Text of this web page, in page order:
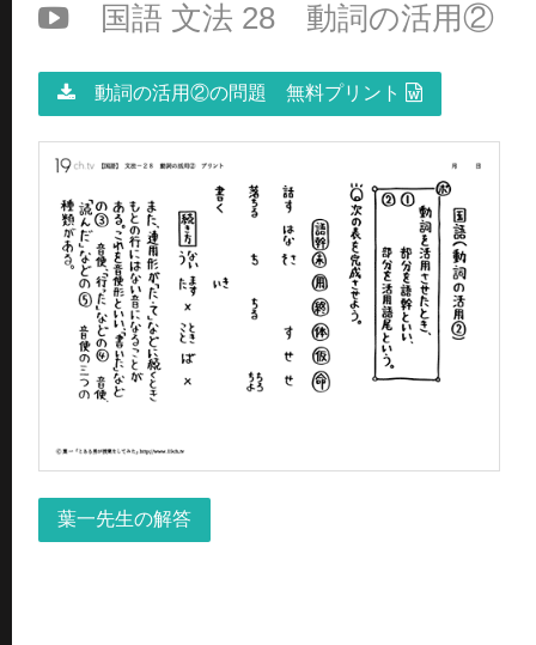
国語 文法 28 動詞の活用②
動詞の活用②の問題 無料プリント
葉一先生の解答